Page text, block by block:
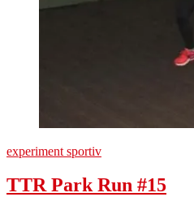
experiment sportiv
TTR Park Run #15